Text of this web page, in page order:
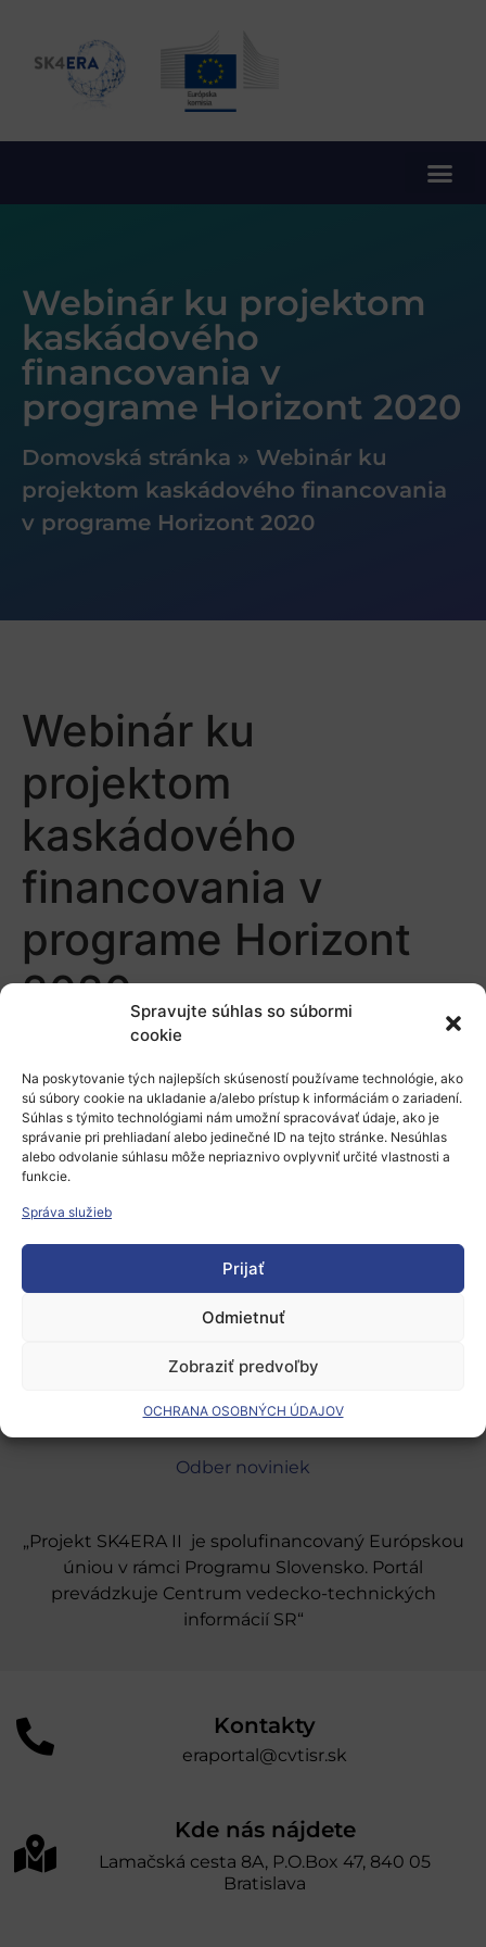
Spravujte súhlas so súbormi
cookie
Na poskytovanie tých najlepších skúseností používame technológie, ako
sú súbory cookie na ukladanie a/alebo prístup k informáciám o zariadení.
Súhlas s týmito technológiami nám umožní spracovávať údaje, ako je
správanie pri prehliadaní alebo jedinečné ID na tejto stránke. Nesúhlas
alebo odvolanie súhlasu môže nepriaznivo ovplyvniť určité vlastnosti a
funkcie.
Správa služieb
Prijať
Odmietnuť
Zobraziť predvoľby
OCHRANA OSOBNÝCH ÚDAJOV
Webinár ku projektom
kaskádového
financovania v
programe Horizont 2020
Domovská stránka » Webinár ku
projektom kaskádového financovania
v programe Horizont 2020
Webinár ku
projektom
kaskádového
financovania v
programe Horizont
2020
Pridaj komentár
Prepáčte, ale pred zanechaním komentára sa musíte
prihlásiť.
Odber noviniek
„Projekt SK4ERA II je spolufinancovaný Európskou
úniou v rámci Programu Slovensko. Portál
prevádzkuje Centrum vedecko-technických
informácií SR“
Kontakty
eraportal@cvtisr.sk
Kde nás nájdete
Lamačská cesta 8A, P.O.Box 47, 840 05
Bratislava